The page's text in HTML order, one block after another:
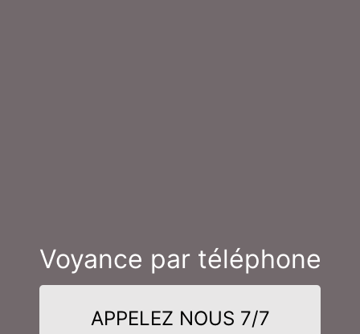
Voyance par téléphone
APPELEZ NOUS 7/7